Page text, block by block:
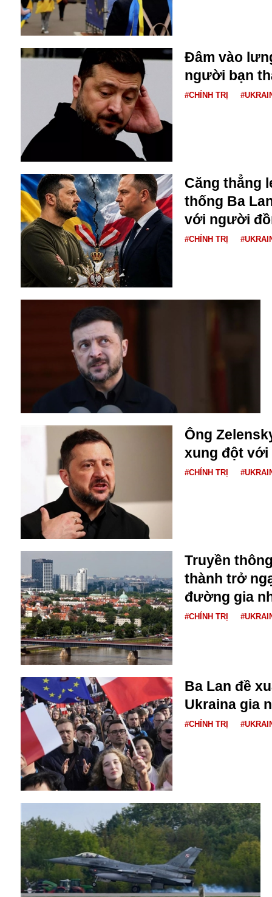
Bói toán
Bóng đá
Bill Gates
BĐS
Báo Nga có gì?
Barrack Obama
Buôn bán ở Nga
Bộ Quốc phòng
Bác Hồ
Bão tuyết
Bệnh viện
Bản quyền
Blockchain
Bộ Ngoại giao
Bình Dương
Biển Đen
Boeing
Bình Định
Bulgaria
Biến chủng
Baikal
Bakhmut
Bulagria
Crimea
Chính trị
Công nghệ
Chuyện hay
Chuyện lạ
Cuộc sống quanh ta
Casino
Chiến tranh thương mại
Chợ Vòm
Cảnh sát
Cấm bay
Cao tốc
Canada
Đâm vào
người bạn
#CHÍNH TRỊ
Căng thẳng
thống Ba
với người
#CHÍNH TRỊ
Ông
xung đột với
#CHÍNH TRỊ
Truyền
thành trở
đường gia
#CHÍNH TRỊ
Ba Lan đề
Ukraina gia
#CHÍNH TRỊ